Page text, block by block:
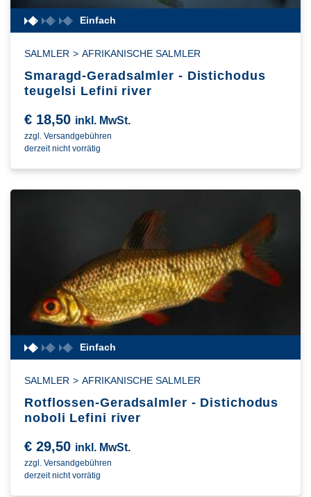
Einfach
SALMLER > AFRIKANISCHE SALMLER
Smaragd-Geradsalmler - Distichodus
teugelsi Lefini river
€ 18,50 inkl. MwSt.
zzgl. Versandgebühren
derzeit nicht vorrätig
Einfach
SALMLER > AFRIKANISCHE SALMLER
Rotflossen-Geradsalmler - Distichodus
noboli Lefini river
€ 29,50 inkl. MwSt.
zzgl. Versandgebühren
derzeit nicht vorrätig